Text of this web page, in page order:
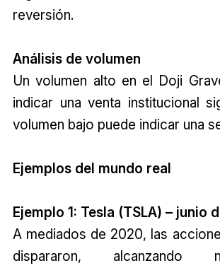
reversión.
Análisis de volumen
Un volumen alto en el Doji
indicar una venta institucional
volumen bajo puede indicar una
Ejemplos del mundo real
Ejemplo 1: Tesla (TSLA) – junio
A mediados de 2020, las
dispararon, alcanzando